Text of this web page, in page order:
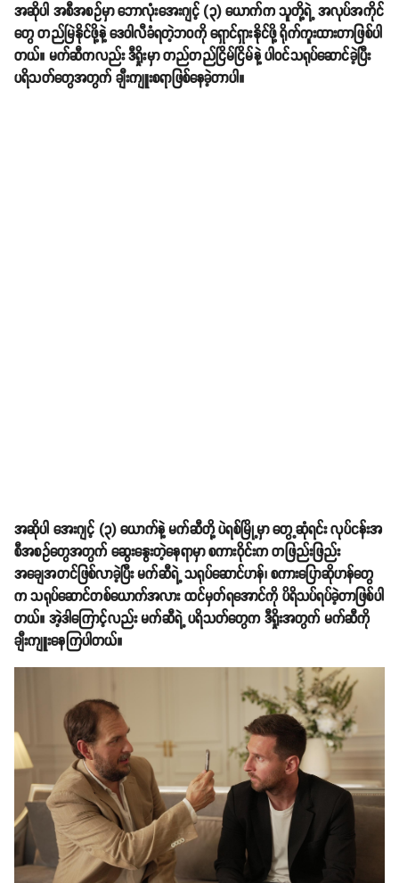
အဆိုပါ အစီအစဥ်မှာ ဘောလုံးအေးဂျင့် (၃) ယောက်က သူတို့ရဲ့ အလုပ်အကိုင်
တွေ တည်မြဲနိုင်ဖို့နဲ့ ဒေဝါလီခံရတဲ့ဘဝကို ရှောင်ရှားနိုင်ဖို့ ရိုက်ကူးထားတာဖြစ်ပါ
တယ်။ မက်ဆီကလည်း ဒီရှိုးမှာ တည်တည်ငြိမ်ငြိမ်နဲ့ ပါဝင်သရုပ်ဆောင်ခဲ့ပြီး
ပရိသတ်တွေအတွက် ချီးကျူးစရာဖြစ်နေခဲ့တာပါ။
အဆိုပါ အေးဂျင့် (၃) ယောက်နဲ့ မက်ဆီတို့ ပဲရစ်မြို့မှာ တွေ့ဆုံရင်း လုပ်ငန်းအ
စီအစဥ်တွေအတွက် ဆွေးနွေးတဲ့နေရာမှာ စကားဝိုင်းက တဖြည်းဖြည်း
အချေအတင်ဖြစ်လာခဲ့ပြီး မက်ဆီရဲ့ သရုပ်ဆောင်ဟန်၊ စကားပြောဆိုဟန်တွေ
က သရုပ်‌ဆောင်တစ်ယောက်အလား ထင်မှတ်ရအောင်ကို ပိရိသပ်ရပ်ခဲ့တာဖြစ်ပါ
တယ်။ အဲ့ဒါကြောင့်လည်း မက်ဆီရဲ့ ပရိသတ်တွေက ဒီရှိုးအတွက် မက်ဆီကို
ချီးကျူးနေကြပါတယ်။